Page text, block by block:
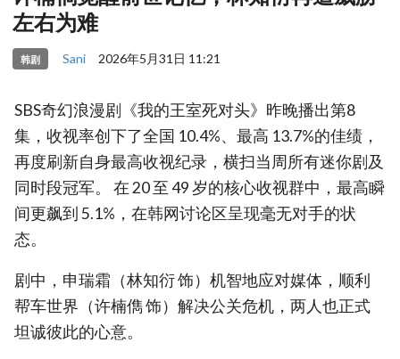
左右为难
韩剧 Sani 2026年5月31日 11:21
SBS奇幻浪漫剧《我的王室死对头》昨晚播出第8
集，收视率创下了全国 10.4%、最高 13.7%的佳绩，
再度刷新自身最高收视纪录，横扫当周所有迷你剧及
同时段冠军。 在 20 至 49 岁的核心收视群中，最高瞬
间更飙到 5.1%，在韩网讨论区呈现毫无对手的状
态。
剧中，申瑞霜（林知衍 饰）机智地应对媒体，顺利
帮车世界（许楠儁 饰）解决公关危机，两人也正式
坦诚彼此的心意。